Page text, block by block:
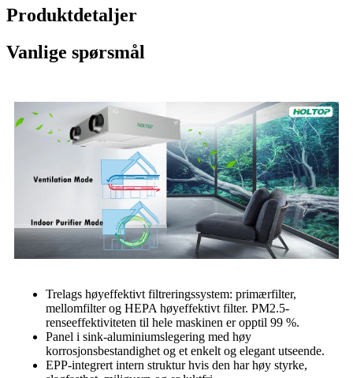
Produktdetaljer
Vanlige spørsmål
Trelags høyeffektivt filtreringssystem: primærfilter,
mellomfilter og HEPA høyeffektivt filter. PM2.5-
renseeffektiviteten til hele maskinen er opptil 99 %.
Panel i sink-aluminiumslegering med høy
korrosjonsbestandighet og et enkelt og elegant utseende.
EPP-integrert intern struktur hvis den har høy styrke,